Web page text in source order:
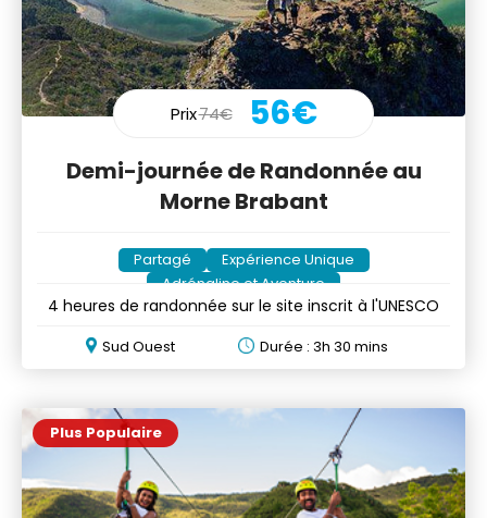
Prix74€ 56€
Demi-journée de Randonnée au
Morne Brabant
Partagé
Expérience Unique
Adrénaline et Aventure
4 heures de randonnée sur le site inscrit à l'UNESCO
Sud Ouest Durée : 3h 30 mins
Plus Populaire